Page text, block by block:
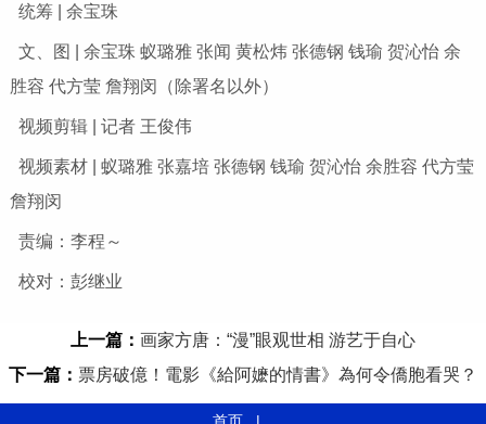
统筹 | 余宝珠
文、图 | 余宝珠 蚁璐雅 张闻 黄松炜 张德钢 钱瑜 贺沁怡 余
胜容 代方莹 詹翔闵（除署名以外）
视频剪辑 | 记者 王俊伟
视频素材 | 蚁璐雅 张嘉培 张德钢 钱瑜 贺沁怡 余胜容 代方莹
詹翔闵
责编：李程～
校对：彭继业
上一篇： 画家方唐：“漫”眼观世相 游艺于自心
下一篇： 票房破億！電影《給阿嬷的情書》為何令僑胞看哭？